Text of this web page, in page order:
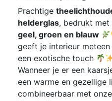
Prachtige
helderglas, bedrukt met
geel, groen en blauw
geeft je interieur
een exotische touch
Wanneer je er een
een warme en gezellige
combineerbaar met onze